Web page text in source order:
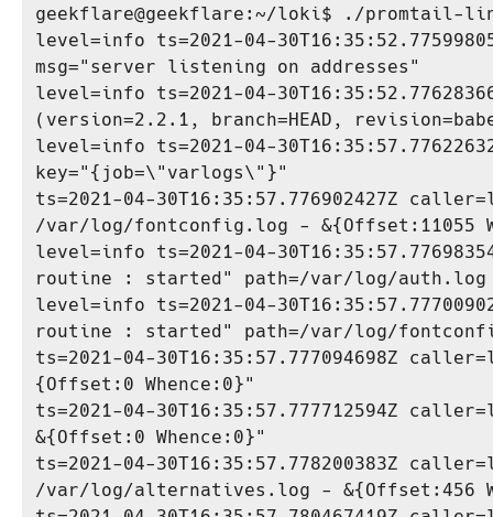
geekflare@geekflare:~/loki$ ./promtail-
level=info ts=2021-04-
msg="server listening on addresses"
level=info ts=2021-04-
(version=2.2.1, branch=HEAD,
level=info ts=2021-04-
key="{job=\"varlogs\"}"
ts=2021-04-30T16:35:57.776902427Z
/var/log/fontconfig.log - &{Offset:11055
level=info ts=2021-04-
routine : started" path=/var/log/auth.log
level=info ts=2021-04-
routine : started" path=/var/log/
ts=2021-04-30T16:35:57.777094698Z
{Offset:0 Whence:0}"
ts=2021-04-30T16:35:57.777712594Z
&{Offset:0 Whence:0}"
ts=2021-04-30T16:35:57.778200383Z
/var/log/alternatives.log - &{Offset:456